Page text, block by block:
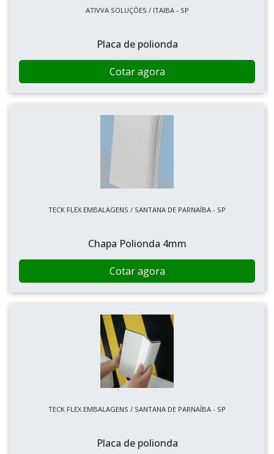
ATIVVA SOLUÇÕES / ITAIBA - SP
Placa de polionda
Cotar agora
TECK FLEX EMBALAGENS / SANTANA DE PARNAÍBA - SP
Chapa Polionda 4mm
Cotar agora
TECK FLEX EMBALAGENS / SANTANA DE PARNAÍBA - SP
Placa de polionda